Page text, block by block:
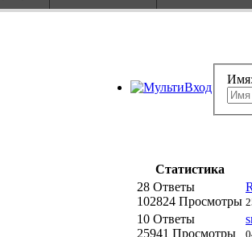
Имя:
Статистика
28 Ответы
102824 Просмотры
10 Ответы
25941 Просмотры